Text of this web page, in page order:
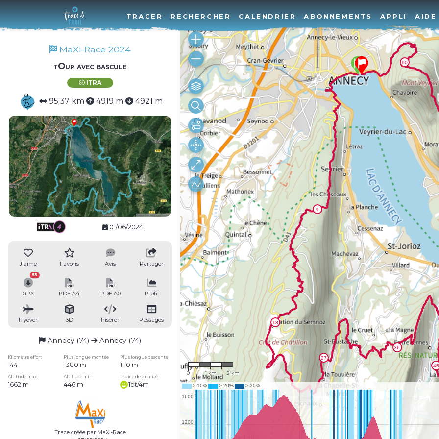
TRACER RECHERCHER CALENDRIER ABONNEMENTS APPLI AIDE
MaXi-Race 2024
tOur avec bascule
ITRA
95.37 km 4919 m 4921 m
01/06/2024
J'aime Favoris Avis Partager
GPX
55
PDF A4 PDF A0 Profil
Flyover 3D Insérer Passages
Annecy (74) Annecy (74)
Kilomètre effort Plus longue montée Plus longue descente
144 1380 m 1110 m
Altitude max Altitude min Indice de qualité
1662 m 446 m 1pt/4m
Trace créée par MaXi-Race
1 : 77,739
0 1 km 2 km